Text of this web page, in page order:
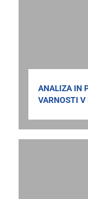
ANALIZA IN
VARNOSTI